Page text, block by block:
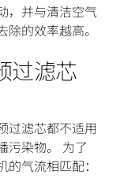
，并与清洁空气
的效率越高。
过滤芯
过滤芯都不适用
污染物。 为了
气流相匹配：